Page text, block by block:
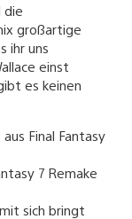
die
großartige
ihr uns
einst
es keinen
Final Fantasy
7 Remake
sich bringt